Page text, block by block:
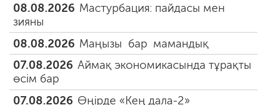
08.08.2026 Мастурбация: пайдасы мен
зияны
08.08.2026 Маңызы бар мамандық
07.08.2026 Аймақ экономикасында тұрақты
өсім бар
07.08.2026 Өңірде «Кең дала-2»